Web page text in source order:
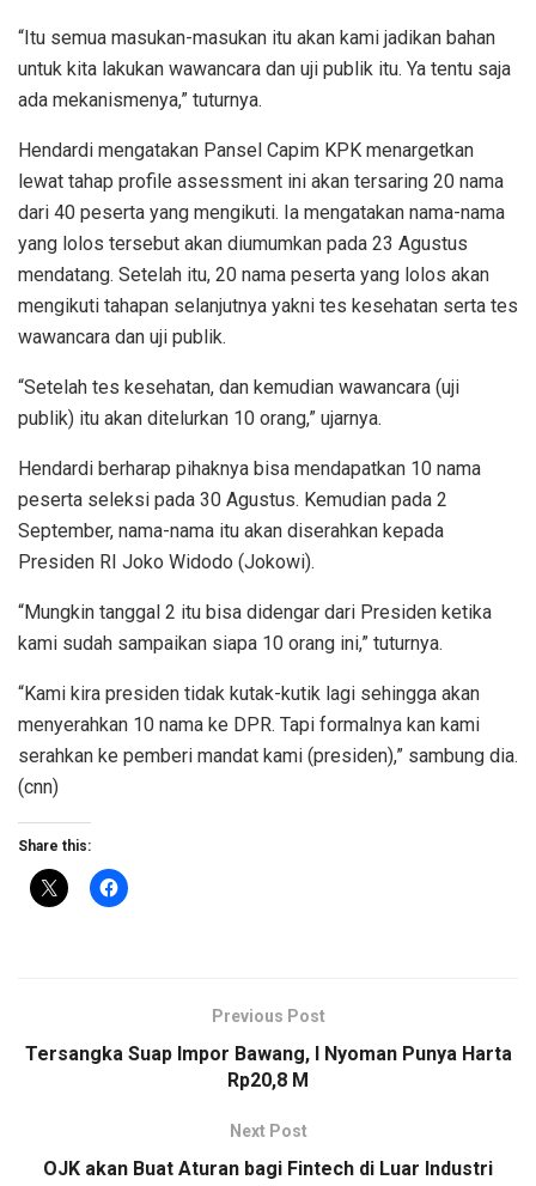
“Itu semua masukan-masukan itu akan kami jadikan bahan
untuk kita lakukan wawancara dan uji publik itu. Ya tentu saja
ada mekanismenya,” tuturnya.
Hendardi mengatakan Pansel Capim KPK menargetkan
lewat tahap profile assessment ini akan tersaring 20 nama
dari 40 peserta yang mengikuti. Ia mengatakan nama-nama
yang lolos tersebut akan diumumkan pada 23 Agustus
mendatang. Setelah itu, 20 nama peserta yang lolos akan
mengikuti tahapan selanjutnya yakni tes kesehatan serta tes
wawancara dan uji publik.
“Setelah tes kesehatan, dan kemudian wawancara (uji
publik) itu akan ditelurkan 10 orang,” ujarnya.
Hendardi berharap pihaknya bisa mendapatkan 10 nama
peserta seleksi pada 30 Agustus. Kemudian pada 2
September, nama-nama itu akan diserahkan kepada
Presiden RI Joko Widodo (Jokowi).
“Mungkin tanggal 2 itu bisa didengar dari Presiden ketika
kami sudah sampaikan siapa 10 orang ini,” tuturnya.
“Kami kira presiden tidak kutak-kutik lagi sehingga akan
menyerahkan 10 nama ke DPR. Tapi formalnya kan kami
serahkan ke pemberi mandat kami (presiden),” sambung dia.
(cnn)
Share this:
Previous Post
Tersangka Suap Impor Bawang, I Nyoman Punya Harta
Rp20,8 M
Next Post
OJK akan Buat Aturan bagi Fintech di Luar Industri